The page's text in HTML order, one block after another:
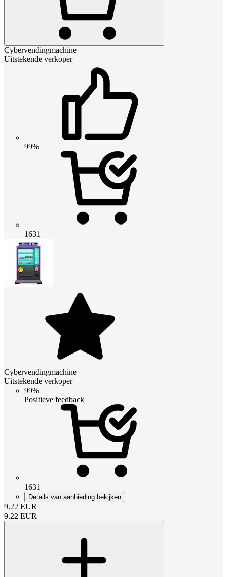
Cybervendingmachine
Uitstekende verkoper
99%
1631
Cybervendingmachine
Uitstekende verkoper
99%
Positieve feedback
1631
Details van aanbieding bekijken
9.22 EUR
9.22 EUR